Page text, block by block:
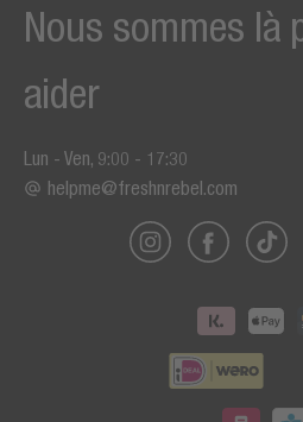
Nous sommes là
aider
Lun - Ven, 9:00 - 17:30
helpme@freshnrebel.com